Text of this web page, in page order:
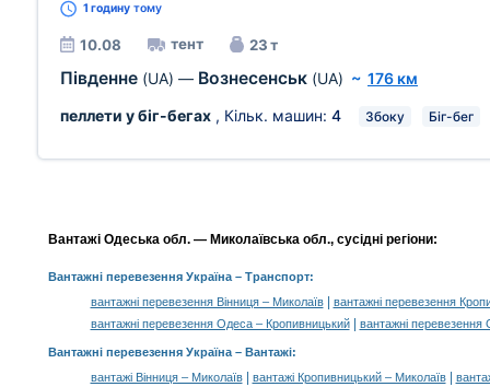
1 годину тому
10.08 тент 23 т
Південне (UA) — Вознесенськ (UA) ~ 176 км
пеллети у біг-бегах , Кільк. машин: 4 Збоку Біг-бег
Вантажі Одеська обл. — Миколаївська обл., сусідні регіони:
Вантажні перевезення Україна– Транспорт:
вантажні перевезення Вінниця – Миколаїв|
вантажні перевезення
вантажні перевезення Одеса – Кропивницький| вантажні
Вантажні перевезення Україна – Вантажі:
вантажі Вінниця – Миколаїв| вантажі Кропивницький – Миколаїв|